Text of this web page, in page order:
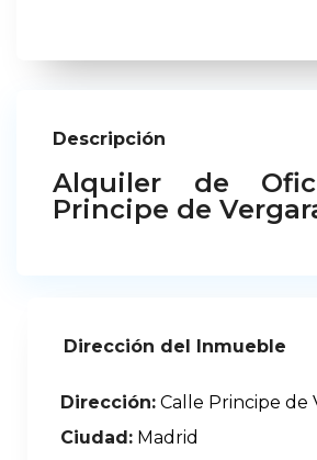
Descripción
Alquiler de
Principe de Vergara
Dirección del Inmueble
Dirección: Calle Principe de
Ciudad: Madrid